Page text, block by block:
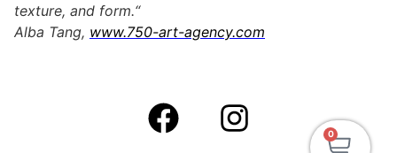
texture, and form.“
Alba Tang, www.750-art-agency.com
0